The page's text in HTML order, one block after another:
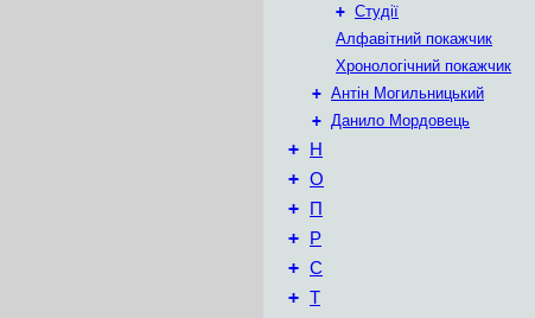
+ Студії
Алфавітний покажчик
Хронологічний покажчик
+ Антін Могильницький
+ Данило Мордовець
+ Н
+ О
+ П
+ Р
+ С
+ Т